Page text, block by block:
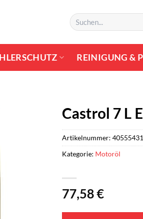
Suchen
nach:
REINIGUNG &
Castrol 7 L
77,58€
Artikelnummer:
Kategorie: Motoröl